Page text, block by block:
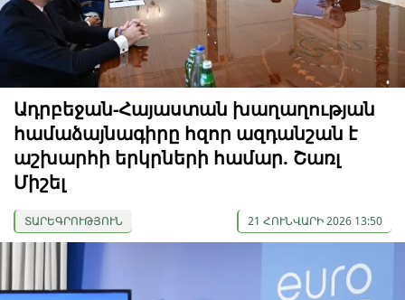
Ադրբեջան-Հայաստան խաղաղության
համաձայնագիրը հզոր ազդանշան է
աշխարհի երկրների համար. Շառլ
Միշել
ՏԱՐԵԳՐՈՒԹՅՈՒՆ 21 ՀՈՒՆՎԱՐԻ 2026 13:50